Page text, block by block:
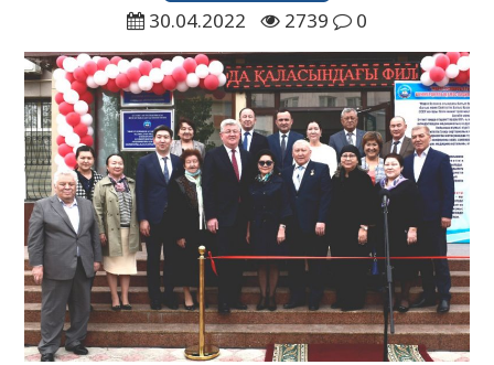
30.04.2022
2739 0